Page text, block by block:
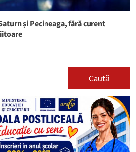
și Pecineaga, fără curent